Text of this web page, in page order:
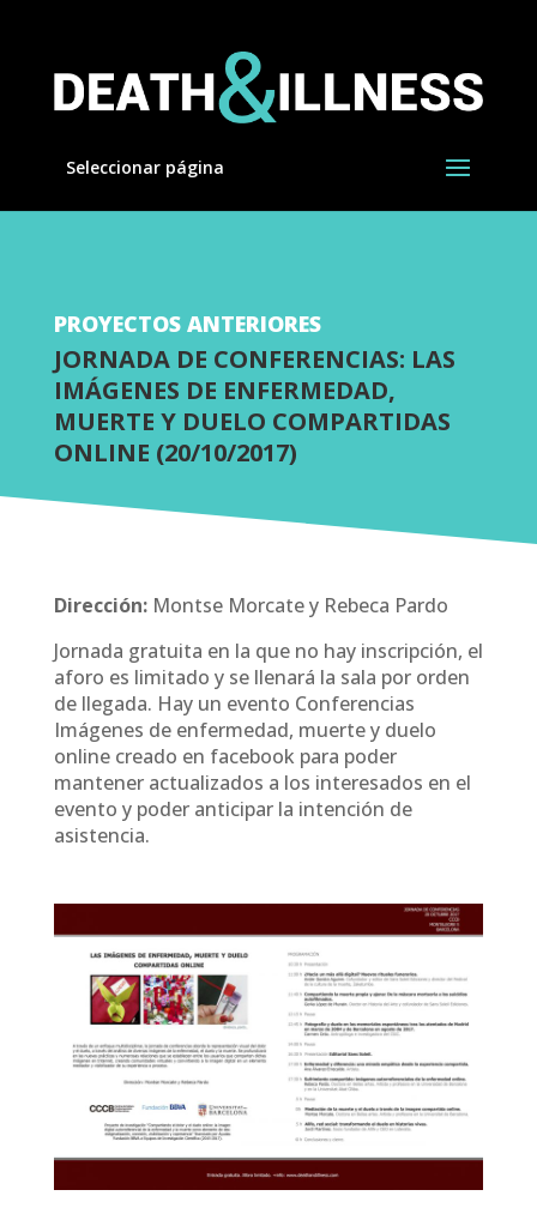
Seleccionar página
PROYECTOS ANTERIORES
JORNADA DE CONFERENCIAS: LAS
IMÁGENES DE ENFERMEDAD,
MUERTE Y DUELO COMPARTIDAS
ONLINE (20/10/2017)
Dirección:Montse Morcate y Rebeca Pardo
Jornada gratuita en la que no hay inscripción, el
aforo es limitado y se llenará la sala por orden
de llegada. Hay un evento Conferencias
Imágenes de enfermedad, muerte y duelo
online creado en facebook para poder
mantener actualizados a los interesados en el
evento y poder anticipar la intención de
asistencia.